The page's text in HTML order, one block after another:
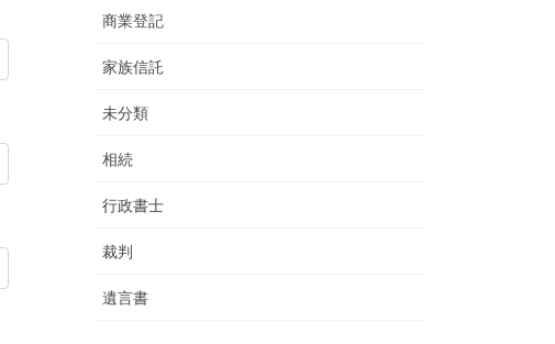
商業登記
家族信託
未分類
相続
行政書士
裁判
遺言書